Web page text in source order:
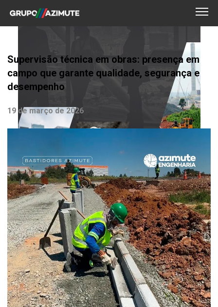
Supervisão técnica em obras: presença em
campo que garante qualidade, segurança e
desempenho
19 de março de 2026